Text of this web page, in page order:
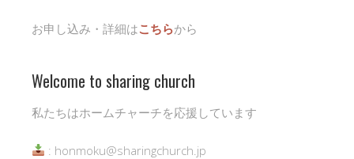
お申し込み・詳細はこちらから
Welcome to sharing church
私たちはホームチャーチを応援しています
: honmoku@sharingchurch.jp